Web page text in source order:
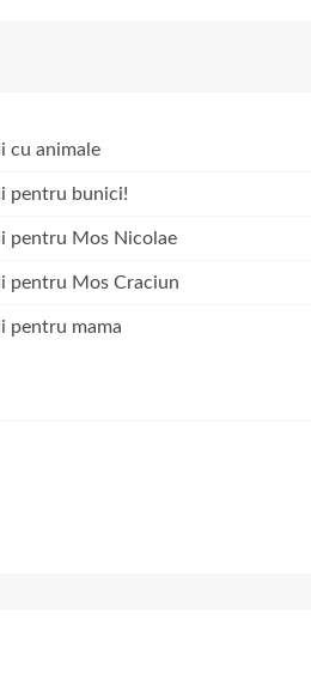
cu animale
pentru bunici!
pentru Mos Nicolae
pentru Mos Craciun
pentru mama